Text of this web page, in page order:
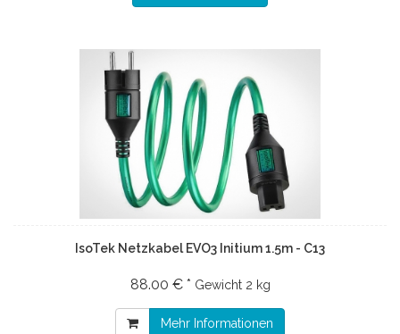
IsoTek Netzkabel EVO3 Initium 1.5m - C13
88.00 € * Gewicht 2 kg
Mehr Informationen